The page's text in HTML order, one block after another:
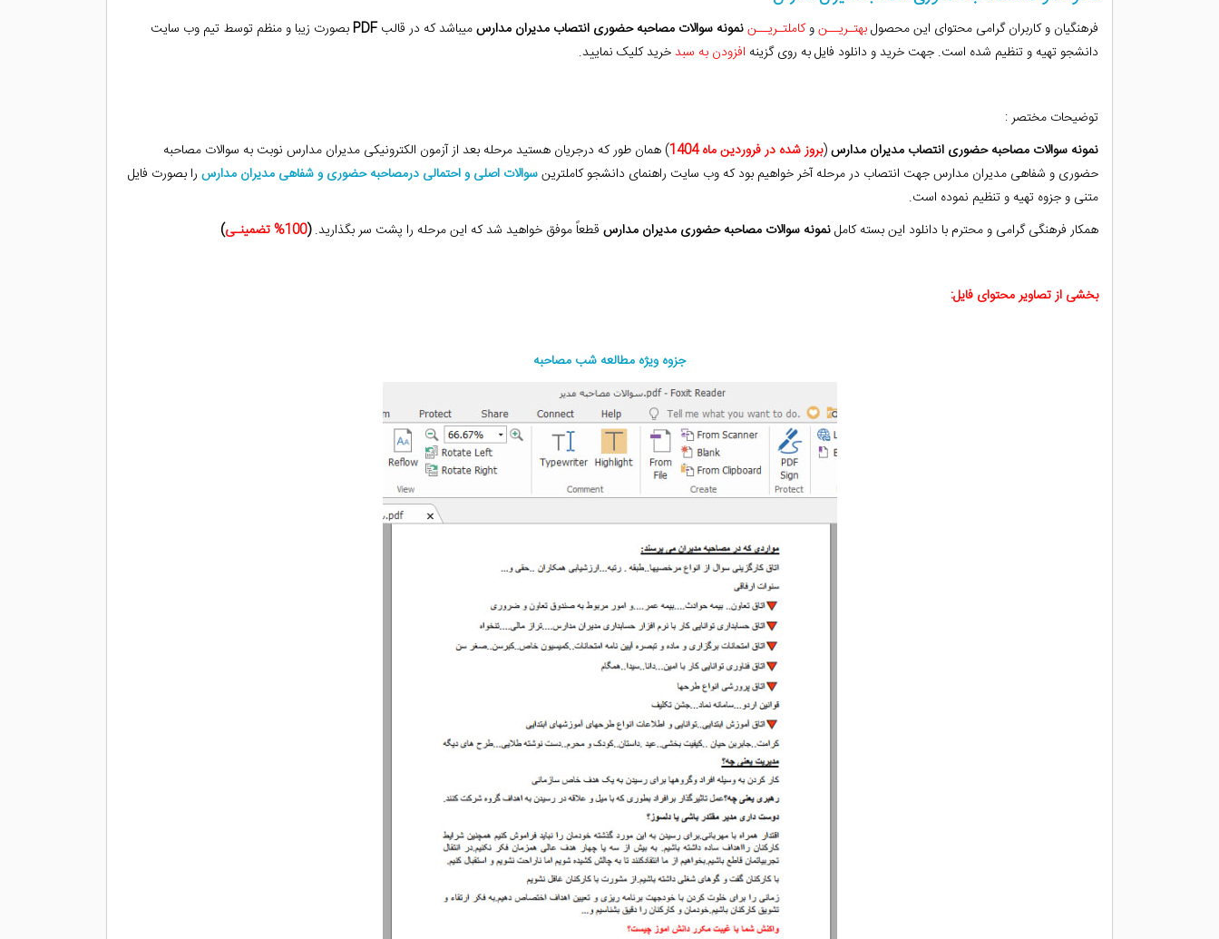
فرهنگیان و کاربران گرامی محتوای این محصولبهتـریــنوکاملتـریــننمونه سوالات مصاحبه حضوری انتصاب مدیران مدارسمیباشد که در قالبPDFبصورت زیبا و منظم توسط تیم وب سایت
دانشجو تهیه و تنظیم شده است. جهت خرید و دانلود فایل به روی گزینه افزودن به سبدخرید کلیک نمایید.
توضیحات مختصر :
نمونه سوالات مصاحبه حضوری انتصاب مدیران مدارس(بروز شده در فروردینماه 1404
) همان طور که در‌جریان هستید مرحله بعد از آزمون الکترونیکی مدیران مدارس نوبت به سوالات مصاحبه
حضوری و شفاهی مدیران مدارس جهت انتصاب در‌ مرحله آخر خواهیم بود که وب سایت راهنمای دانشجوکاملترینسوالات اصلی و احتمالی در‌مصاحبه حضوری و شفاهی مدیران مدارس را بصورت فایل
متنی و جزوه تهیه و تنظیم نموده است.
همکار فرهنگی گرامی و محترم با دانلود این بسته کاملنمونه سوالات مصاحبه حضوری مدیران مدارس قطعاً موفق خواهید شد که این مرحله را پشت سر بگذارید.(100% تضمینـی )
بخشی از تصاویر محتوای فایل:
جزوه ویژه مطالعه شب مصاحبه